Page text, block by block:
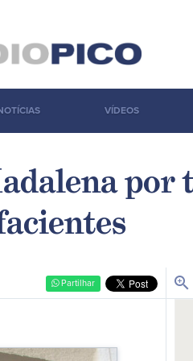
VÍDEOS
por
Partilhar zoom_in